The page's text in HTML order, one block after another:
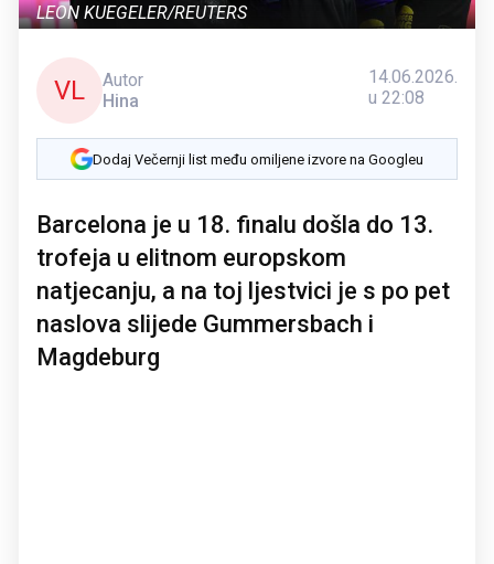
LEON KUEGELER/REUTERS
VL
Autor
Hina
14.06.2026.
u 22:08
Dodaj Večernji list među omiljene izvore na Googleu
Barcelona je u 18. finalu došla do 13.
trofeja u elitnom europskom
natjecanju, a na toj ljestvici je s po pet
naslova slijede Gummersbach i
Magdeburg